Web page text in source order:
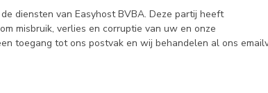
diensten van Easyhost BVBA. Deze partij heeft
misbruik, verlies en corruptie van uw en onze
toegang tot ons postvak en wij behandelen al ons